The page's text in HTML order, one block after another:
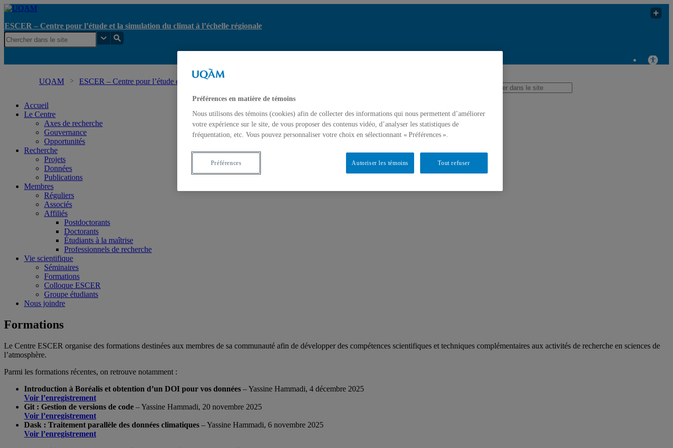
ESCER – Centre pour l’étude et la simulation du climat à l’échelle régionale
UQAM ESCER – Centre pour l’étude et la simulation du climat à l’échelle régionale
Accueil
Le Centre
Axes de recherche
Gouvernance
Opportunités
Recherche
Projets
Données
Publications
Membres
Réguliers
Associés
Affiliés
Postdoctorants
Doctorants
Étudiants à la maîtrise
Professionnels de recherche
Vie scientifique
Séminaires
Formations
Colloque ESCER
Groupe étudiants
Nous joindre
Formations
Le Centre ESCER organise des formations destinées aux membres de sa communauté afin de développer des compétences scientifiques et techniques complémentaires aux activités de recherche en sciences de
l’atmosphère.
Parmi les formations récentes, on retrouve notamment :
Introduction à Boréalis et obtention d’un DOI pour vos données – Yassine Hammadi, 4 décembre 2025
Voir l’enregistrement
Git : Gestion de versions de code – Yassine Hammadi, 20 novembre 2025
Voir l’enregistrement
Dask : Traitement parallèle des données climatiques – Yassine Hammadi, 6 novembre 2025
Voir l’enregistrement
Préférences en matière de témoins
Nous utilisons des témoins (cookies) afin de collecter des informations qui nous permettent d’améliorer
votre expérience sur le site, de vous proposer des contenus vidéo, d’analyser les statistiques de
fréquentation, etc. Vous pouvez personnaliser votre choix en sélectionnant « Préférences ».
Tout refuser
Autoriser les témoins
Préférences